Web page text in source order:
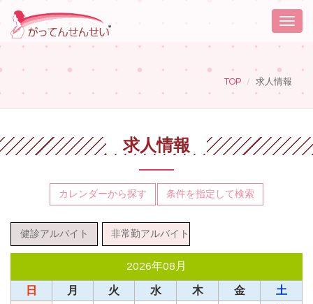
Toggle
TOP 求人情報
求人情報
カレンダーから探す 条件を指定して検索
健診アルバイト 非常勤アルバイト
2026年08月
日 月 火 水 木 金
土